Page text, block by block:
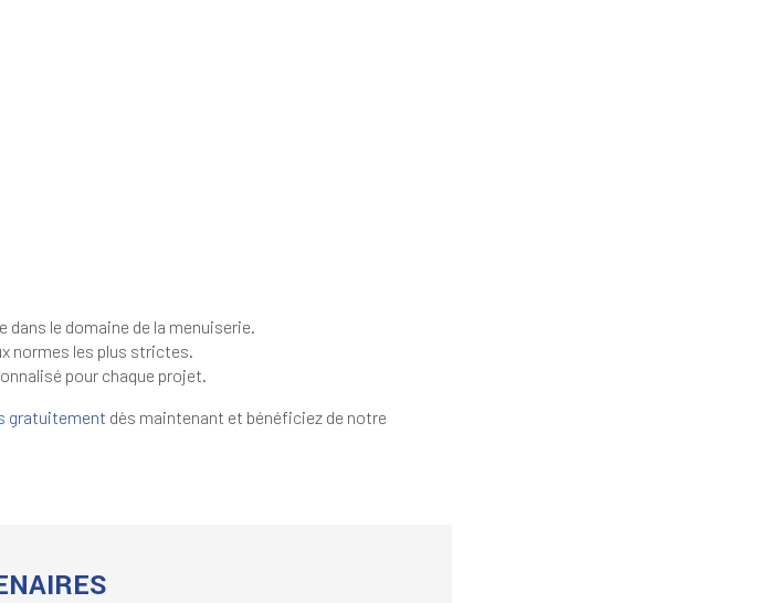
dans le domaine de la menuiserie.
normes les plus strictes.
pour chaque projet.
gratuitement dès maintenant et bénéficiez de notre